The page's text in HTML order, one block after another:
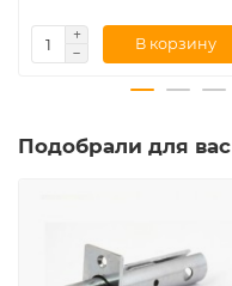
В корзину
Подобрали для вас